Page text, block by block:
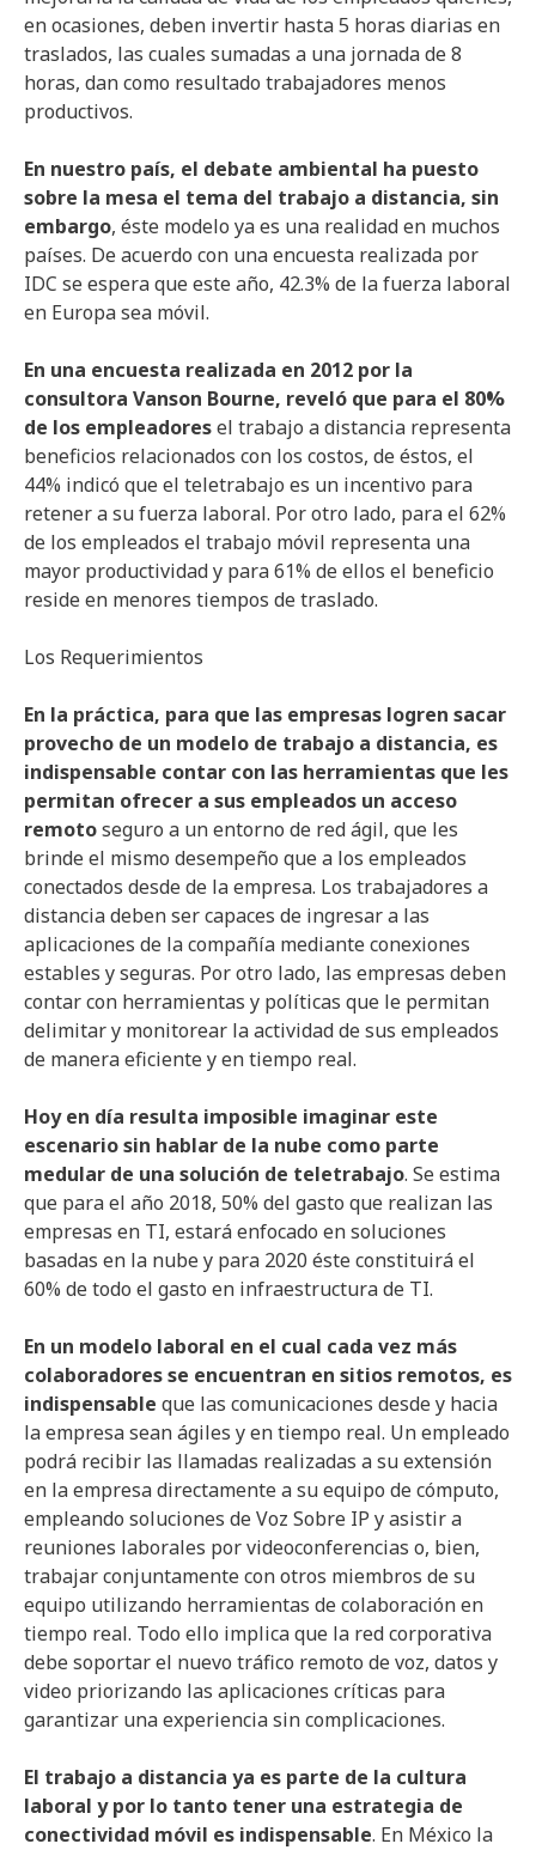
en ocasiones, deben invertir hasta 5 horas diarias en
traslados, las cuales sumadas a una jornada de 8
horas, dan como resultado trabajadores menos
productivos.
En nuestro país, el debate ambiental ha puesto
sobre la mesa el tema del trabajo a distancia, sin
embargo, éste modelo ya es una realidad en muchos
países. De acuerdo con una encuesta realizada por
IDC se espera que este año, 42.3% de la fuerza laboral
en Europa sea móvil.
En una encuesta realizada en 2012 por la
consultora Vanson Bourne, reveló que para el 80%
de los empleadoresel trabajo a distancia representa
beneficios relacionados con los costos, de éstos, el
44% indicó que el teletrabajo es un incentivo para
retener a su fuerza laboral. Por otro lado, para el 62%
de los empleados el trabajo móvil representa una
mayor productividad y para 61% de ellos el beneficio
reside en menores tiempos de traslado. ​
Los Requerimientos
En la práctica, para que las empresas logren sacar
provecho de un modelo de trabajo a distancia, es
indispensable contar con las herramientas que les
permitan ofrecer a sus empleados un acceso
remotoseguro a un entorno de red ágil, que les
brinde el mismo desempeño que a los empleados
conectados desde de la empresa. Los trabajadores a
distancia deben ser capaces de ingresar a las
aplicaciones de la compañía mediante conexiones
estables y seguras. Por otro lado, las empresas deben
contar con herramientas y políticas que le permitan
delimitar y monitorear la actividad de sus empleados
de manera eficiente y en tiempo real.
Hoy en día resulta imposible imaginar este
escenario sin hablar de la nube como parte
medular de una solución de teletrabajo. Se estima
que para el año 2018, 50% del gasto que realizan las
empresas en TI, estará enfocado en soluciones
basadas en la nube y para 2020 éste constituirá el
60% de todo el gasto en infraestructura de TI.
En un modelo laboral en el cual cada vez más
colaboradores se encuentran en sitios remotos, es
indispensable que las comunicaciones desde y hacia
la empresa sean ágiles y en tiempo real. Un empleado
podrá recibir las llamadas realizadas a su extensión
en la empresa directamente a su equipo de cómputo,
empleando soluciones de Voz Sobre IP y asistir a
reuniones laborales por videoconferencias o, bien,
trabajar conjuntamente con otros miembros de su
equipo utilizando herramientas de colaboración en
tiempo real. Todo ello implica que la red corporativa
debe soportar el nuevo tráfico remoto de voz, datos y
video priorizando las aplicaciones críticas para
garantizar una experiencia sin complicaciones.
El trabajo a distancia ya es parte de la cultura
laboral y por lo tanto tener una estrategia de
conectividad móvil es indispensable. En México la